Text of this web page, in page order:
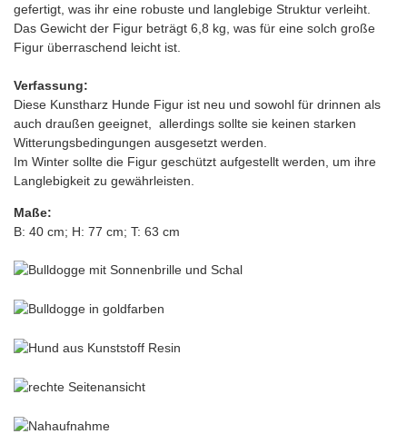
gefertigt, was ihr eine robuste und langlebige Struktur verleiht.
Das Gewicht der Figur beträgt 6,8 kg, was für eine solch große
Figur überraschend leicht ist.
Verfassung:
Diese Kunstharz Hunde Figur ist neu und sowohl für drinnen als
auch draußen geeignet, allerdings sollte sie keinen starken
Witterungsbedingungen ausgesetzt werden.
Im Winter sollte die Figur geschützt aufgestellt werden, um ihre
Langlebigkeit zu gewährleisten.
Maße:
B: 40 cm; H: 77 cm; T: 63 cm